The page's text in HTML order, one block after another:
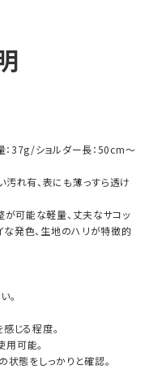
ショルダー長：50cm～
れ有、表にも薄っすら透け
可能な軽量、丈夫なサコッ
な発色、生地のハリが特徴的
。
じる程度。
用可能。
状態をしっかりと確認。